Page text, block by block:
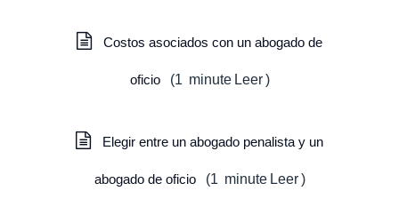
Costos asociados con un abogado de
oficio (1 minute Leer )
Elegir entre un abogado penalista y un
abogado de oficio (1 minute Leer )